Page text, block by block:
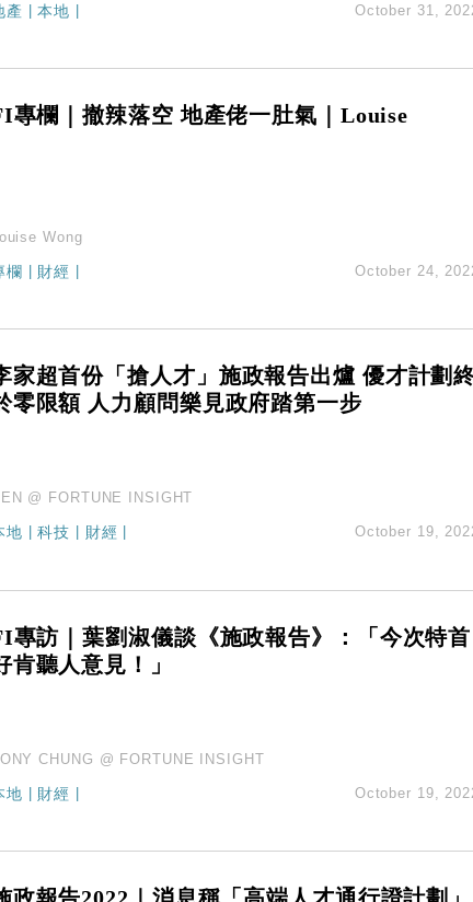
產 |本地 | October 31,
專欄｜撤辣落空 地產佬一肚氣｜Louise
Wong
欄 財經 October 24,
家超首份「搶人才」施政報告出爐 優才計劃
零限額 人力顧問樂見政府踏第一步
@ FORTUNE INSIGHT
地 |科技 財經 October 19,
專訪｜葉劉淑儀談《施政報告》：「今次特首
肯聽人意見！」
CHUNG @ FORTUNE INSIGHT
地 財經 October 19,